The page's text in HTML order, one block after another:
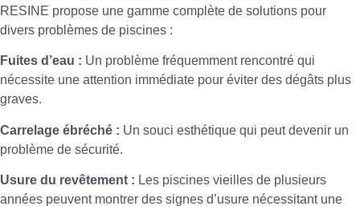
RESINE propose une gamme complète de solutions pour
divers problèmes de piscines :
Fuites d’eau : Un problème fréquemment rencontré qui
nécessite une attention immédiate pour éviter des dégâts plus
graves.
Carrelage ébréché : Un souci esthétique qui peut devenir un
problème de sécurité.
Usure du revêtement : Les piscines vieilles de plusieurs
années peuvent montrer des signes d’usure nécessitant une